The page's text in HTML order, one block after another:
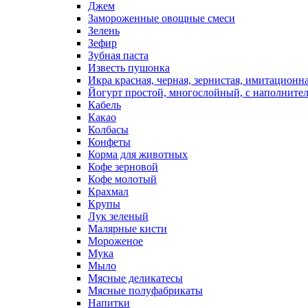
Джем
Замороженные овощные смеси
Зелень
Зефир
Зубная паста
Известь пушонка
Икра красная, черная, зернистая,
Йогурт простой, многослойный, с
Кабель
Какао
Колбасы
Конфеты
Корма для животных
Кофе зерновой
Кофе молотый
Крахмал
Крупы
Лук зеленый
Малярные кисти
Мороженое
Мука
Мыло
Мясные деликатесы
Мясные полуфабрикаты
Напитки